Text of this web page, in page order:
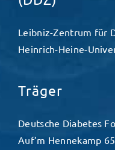
Leibniz-Zentrum für
Heinrich-Heine-
Träger
Deutsche Diabetes
Auf’m Hennekamp 65